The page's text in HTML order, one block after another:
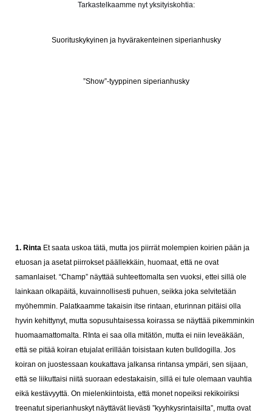
Tarkastelkaamme nyt yksityiskohtia:
Suorituskykyinen ja hyvärakenteinen siperianhusky
”Show”-tyyppinen siperianhusky
1. Rinta Et saata uskoa tätä, mutta jos piirrät molempien koirien pään ja
etuosan ja asetat piirrokset päällekkäin, huomaat, että ne ovat
samanlaiset. “Champ” näyttää suhteettomalta sen vuoksi, ettei sillä ole
lainkaan olkapäitä, kuvainnollisesti puhuen, seikka joka selvitetään
myöhemmin. Palatkaamme takaisin itse rintaan, eturinnan pitäisi olla
hyvin kehittynyt, mutta sopusuhtaisessa koirassa se näyttää pikemminkin
huomaamattomalta. RInta ei saa olla mitätön, mutta ei niin leveäkään,
että se pitää koiran etujalat erillään toisistaan kuten bulldogilla. Jos
koiran on juostessaan koukattava jalkansa rintansa ympäri, sen sijaan,
että se liikuttaisi niitä suoraan edestakaisin, sillä ei tule olemaan vauhtia
eikä kestävyyttä. On mielenkiintoista, että monet nopeiksi rekikoiriksi
treenatut siperianhuskyt näyttävät lievästi ”kyyhkysrintaisilta”, mutta ovat